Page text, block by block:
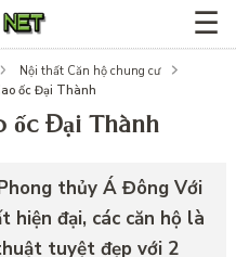
☰
Nội thất Căn hộ chung cư
ốc Đại Thành
ốc Đại Thành
thủy Á Đông Với
hiện đại, các căn hộ là
tuyệt đẹp với 2